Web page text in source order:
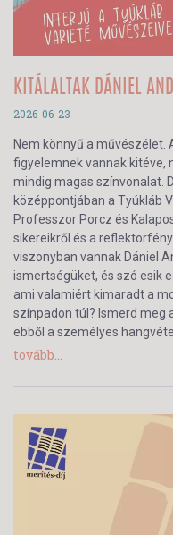
KITÁLALTAK DÁNIEL
2026-06-23
Nem könnyű a művészélet.
figyelemnek vannak kitéve,
mindig magas színvonalat.
középpontjában a Tyúkláb
Professzor Porcz és
sikereikről és a
viszonyban vannak Dániel
ismertségüket, és szó esik
ami valamiért kimaradt a
színpadon túl? Ismerd meg
ebből a személyes
tovább...